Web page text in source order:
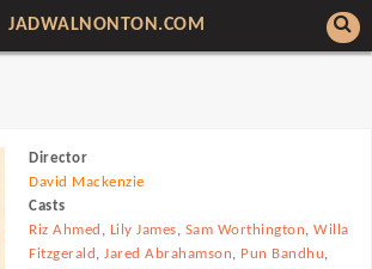
JADWALNONTON.COM
Director
David Mackenzie
Casts
Riz Ahmed , Lily James, Sam Worthington,Willa
Fitzgerald ,Jared Abrahamson, Pun Bandhu,